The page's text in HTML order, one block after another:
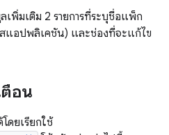
เพิ่มเติม 2 รายการที่ระบุชื่อแพ็ก
แอปพลิเคชัน) และช่องที่จะแก้ไข
ตือน
ดยเรียกใช้